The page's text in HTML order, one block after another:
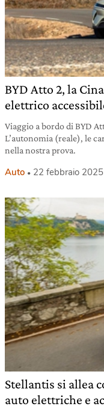
BYD Atto 2, la
elettrico
Viaggio a bordo di BYD
L’autonomia (reale), le
nella nostra prova.
Auto 22 febbraio 2025
Stellantis si allea
auto elettriche e